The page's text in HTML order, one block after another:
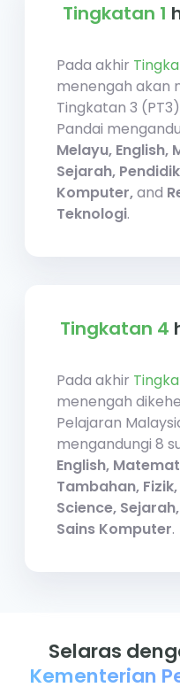
Tingkatan 1
Pada akhir
menengah akan
Tingkatan 3
Pandai
Melayu, English,
Sejarah,
Komputer,and
Teknologi.
Tingkatan 4
Pada akhir
menengah
Pelajaran
mengandungi 8
English,
Tambahan, Fizik,
Science, Sejarah,
Sains Komputer.
Selaras
Kementerian